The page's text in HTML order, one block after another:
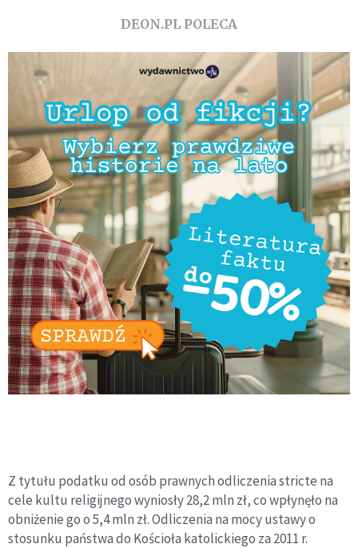
DEON.PL POLECA
Z tytułu podatku od osób prawnych odliczenia stricte na
cele kultu religijnego wyniosły 28,2 mln zł, co wpłynęło na
obniżenie go o 5,4 mln zł. Odliczenia na mocy ustawy o
stosunku państwa do Kościoła katolickiego za 2011 r.